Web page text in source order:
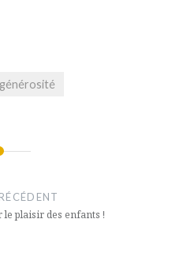
générosité
le plaisir des enfants !